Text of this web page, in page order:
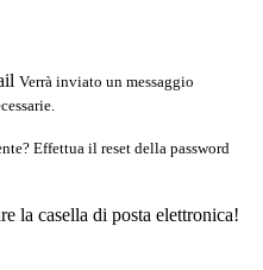
Verrà inviato un messaggio
Effettua il reset della password
la casella di posta elettronica!